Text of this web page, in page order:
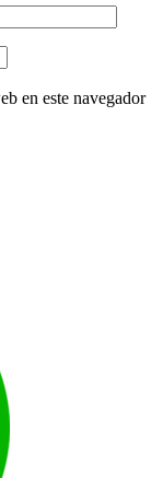
en este navegador